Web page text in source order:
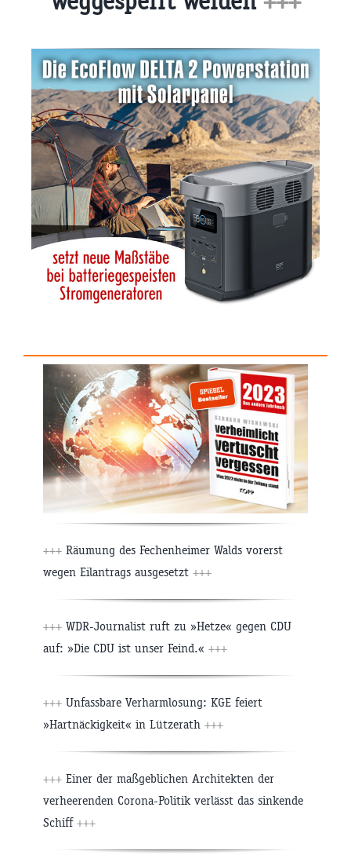
+++ Räumung des Fechenheimer Walds vorerst
wegen Eilantrags ausgesetzt +++
+++ WDR-Journalist ruft zu »Hetze« gegen CDU
auf: »Die CDU ist unser Feind.« +++
+++ Unfassbare Verharmlosung: KGE feiert
»Hartnäckigkeit« in Lützerath +++
+++ Einer der maßgeblichen Architekten der
verheerenden Corona-Politik verlässt das sinkende
Schiff +++